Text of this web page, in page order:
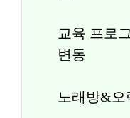
교육 프로
변동
노래방&오